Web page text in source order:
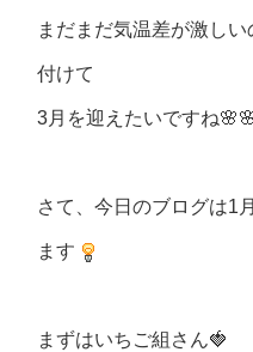
まだまだ気温差が激し
付けて
3月を迎えたいですね
さて、今日のブログは1
ます
まずはいちご組さん🍓